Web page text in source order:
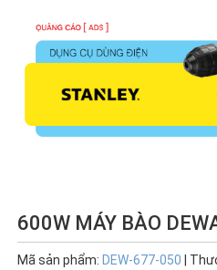
600W MÁY BÀO
Mã sản phẩm:DEW-677-050 |